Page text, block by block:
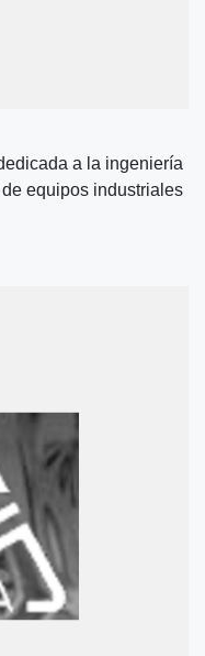
a la ingeniería
equipos industriales